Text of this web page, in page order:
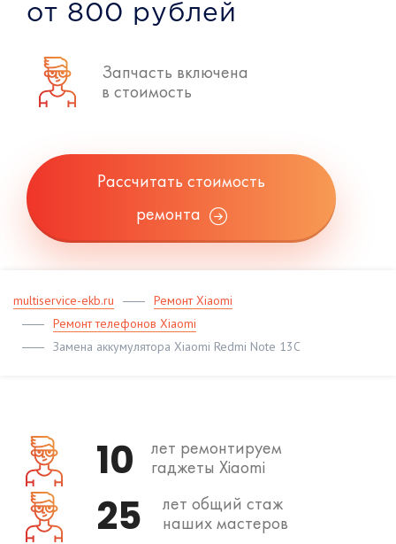
от 800 рублей
Запчасть включена
в стоимость
Рассчитать стоимость
ремонта
multiservice-ekb.ru
Ремонт Xiaomi
Ремонт телефонов Xiaomi
Замена аккумулятора Xiaomi Redmi Note 13C
10
лет ремонтируем
гаджеты Xiaomi
25
лет общий стаж
наших мастеров